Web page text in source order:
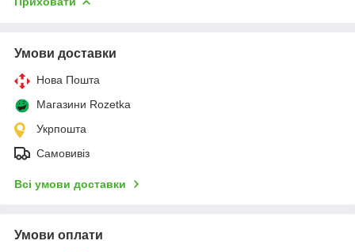
Умови доставки
Нова Пошта
Магазини Rozetka
Укрпошта
Самовивіз
Всі умови доставки
Умови оплати